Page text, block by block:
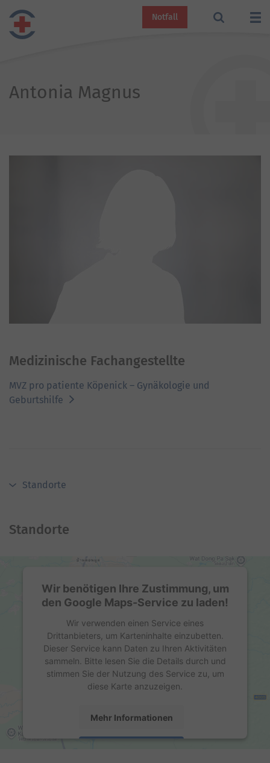
Notfall
Antonia Magnus
Medizinische Fachangestellte
MVZ pro patiente Köpenick – Gynäkologie und
Geburtshilfe
Standorte
Standorte
Wir benötigen Ihre Zustimmung, um
den Google Maps-Service zu laden!
Wir verwenden einen Service eines
Drittanbieters, um Karteninhalte einzubetten.
Dieser Service kann Daten zu Ihren Aktivitäten
sammeln. Bitte lesen Sie die Details durch und
stimmen Sie der Nutzung des Service zu, um
diese Karte anzuzeigen.
Mehr Informationen